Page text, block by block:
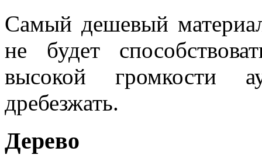
Самый дешевый
не будет
высокой громкости
дребезжать.
Дерево